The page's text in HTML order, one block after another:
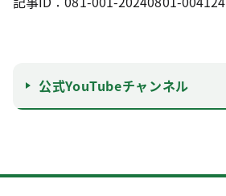
公式YouTubeチャンネル